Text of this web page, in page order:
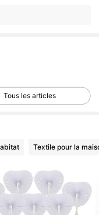
Tous les articles
Textile pour la